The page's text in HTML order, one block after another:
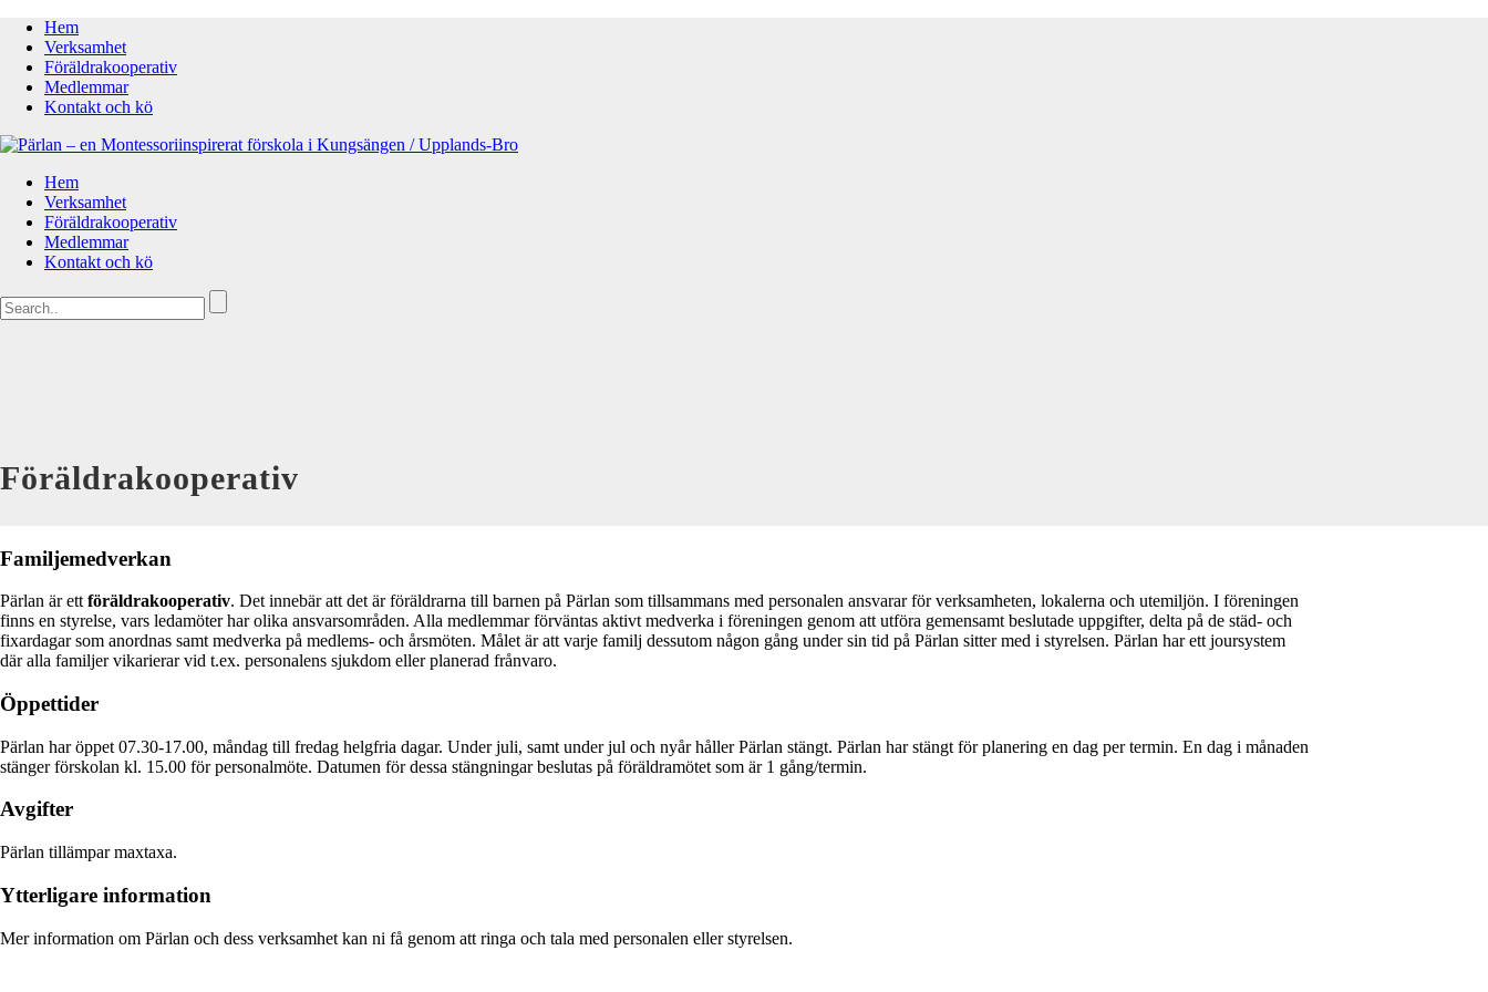
Hem
Verksamhet
Föräldrakooperativ
Medlemmar
Kontakt och kö
Hem
Verksamhet
Föräldrakooperativ
Medlemmar
Kontakt och kö
Föräldrakooperativ
Familjemedverkan
Pärlan är ett föräldrakooperativ. Det innebär att det är föräldrarna till barnen på Pärlan som tillsammans med personalen ansvarar för verksamheten, lokalerna och utemiljön. I föreningen
finns en styrelse, vars ledamöter har olika ansvarsområden. Alla medlemmar förväntas aktivt medverka i föreningen genom att utföra gemensamt beslutade uppgifter, delta på de städ- och
fixardagar som anordnas samt medverka på medlems- och årsmöten. Målet är att varje familj dessutom någon gång under sin tid på Pärlan sitter med i styrelsen. Pärlan har ett joursystem
där alla familjer vikarierar vid t.ex. personalens sjukdom eller planerad frånvaro.
Öppettider
Pärlan har öppet 07.30-17.00, måndag till fredag helgfria dagar. Under juli, samt under jul och nyår håller Pärlan stängt. Pärlan har stängt för planering en dag per termin. En dag i månaden
stänger förskolan kl. 15.00 för personalmöte. Datumen för dessa stängningar beslutas på föräldramötet som är 1 gång/termin.
Avgifter
Pärlan tillämpar maxtaxa.
Ytterligare information
Mer information om Pärlan och dess verksamhet kan ni få genom att ringa och tala med personalen eller styrelsen.